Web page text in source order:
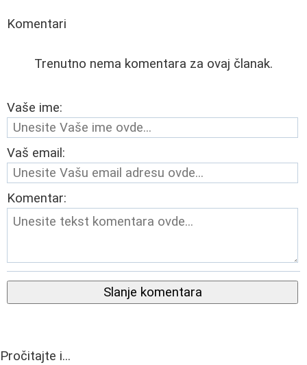
Komentari
Trenutno nema komentara za ovaj članak.
Vaše ime:
Vaš email:
Komentar:
Slanje komentara
Pročitajte i...